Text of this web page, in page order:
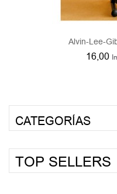
Alvin-Lee-
16,00
CATEGORÍAS
TOP SELLERS